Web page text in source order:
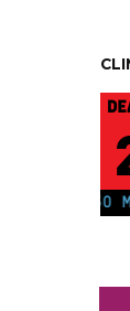
PLANT 250